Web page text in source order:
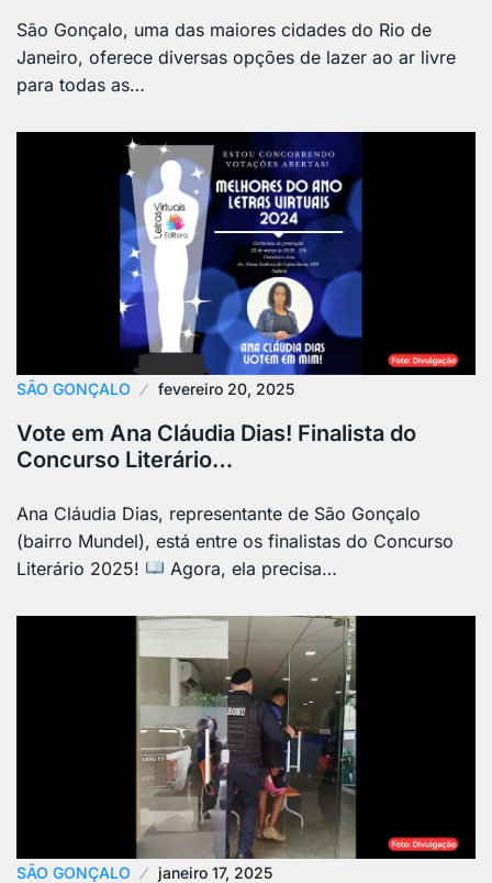
São Gonçalo, uma das maiores cidades do Rio de
Janeiro, oferece diversas opções de lazer ao ar livre
para todas as…
SÃO GONÇALO fevereiro 20, 2025
Vote em Ana Cláudia Dias! Finalista do
Concurso Literário…
Ana Cláudia Dias, representante de São Gonçalo
(bairro Mundel), está entre os finalistas do Concurso
Literário 2025!
Agora, ela precisa…
SÃO GONÇALO janeiro 17, 2025